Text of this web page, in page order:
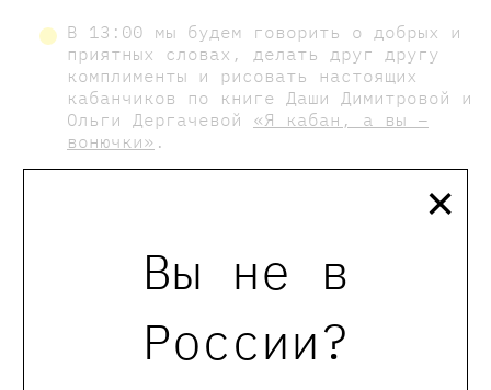
Вы не в
России?
×
В 13:00 мы будем говорить о добрых и
приятных словах, делать друг другу
комплименты и рисовать настоящих
кабанчиков по книге Даши Димитровой и
Ольги Дергачевой «Я кабан, а вы –
вонючки» .
кто стал прототипом папы и какая она
– профессия мечты. После встречи
почитаем отрывки и из книги.
Вход свободный!